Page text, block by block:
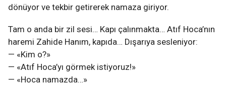
dönüyor ve tekbir getirerek namaza giriyor.
Tam o anda bir zil sesi… Kapı çalınmakta… Atıf Hoca’nın
haremi Zahide Hanım, kapıda… Dışarıya sesleniyor:
— «Kim o?»
— «Atıf Hoca’yı görmek istiyoruz!»
— «Hoca namazda…»